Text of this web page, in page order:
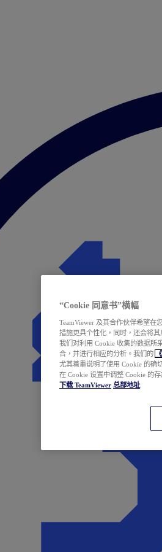
“Cookie 同意书”横幅
TeamViewer 及其合作伙伴希望在
措施更具个性化，同时，还会将
我们对利用 Cookie 收集的数据所
合，并进行相应的分析。我们的
尤其着重说明了使用 Cookie 的确
在 Cookie 设置中调整 Cookie 的存
下载 TeamViewer 总部地址